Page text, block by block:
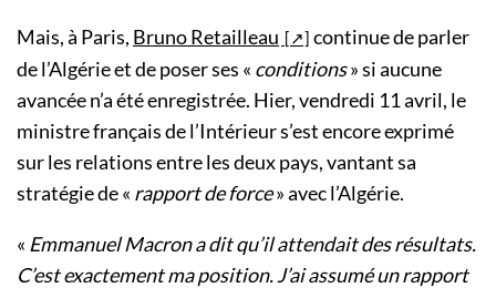
Mais, à Paris, Bruno Retailleau
continue de parler
de l’Algérie et de poser ses « conditions» si aucune
avancée n’a été enregistrée. Hier, vendredi 11 avril, le
ministre français de l’Intérieur s’est encore exprimé
sur les relations entre les deux pays, vantant sa
stratégie de « rapport de force» avec l’Algérie.
« Emmanuel Macron a dit qu’il attendait des résultats.
C’est exactement ma position. J’ai assumé un rapport